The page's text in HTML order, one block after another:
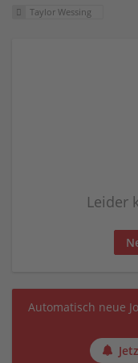
Taylor Wessing
Leider
Automatisch neue